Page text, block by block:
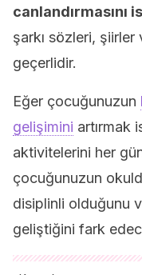
canlandırmasını
şarkı sözleri,
geçerlidir.
Eğer çocuğunuzun
gelişimini artırmak
aktivitelerini her
çocuğunuzun
disiplinli olduğunu
geliştiğini fark